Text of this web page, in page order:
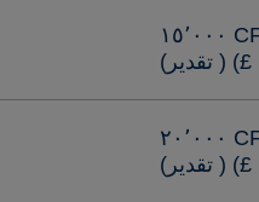
١٥٬٠٠٠ CFA / شهر
٢٠٬٠٠٠ CFA / شهر